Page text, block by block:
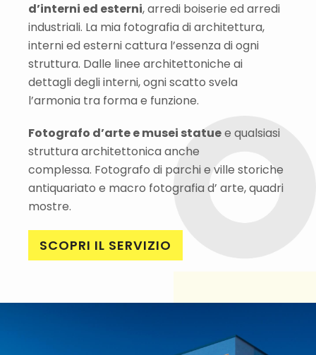
d’interni ed esterni, arredi boiserie ed arredi
industriali. La mia fotografia di architettura,
interni ed esterni cattura l’essenza di ogni
struttura. Dalle linee architettoniche ai
dettagli degli interni, ogni scatto svela
l’armonia tra forma e funzione.
Fotografo d’arte e musei statuee qualsiasi
struttura architettonica anche
complessa. Fotografo di parchi e ville storiche
antiquariato e macro fotografia d’ arte, quadri
mostre.
SCOPRI IL SERVIZIO